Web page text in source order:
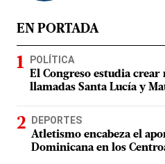
EN PORTADA
POLÍTICA
El Congreso estudia crear
llamadas Santa Lucía y
DEPORTES
Atletismo encabeza el
Dominicana en los